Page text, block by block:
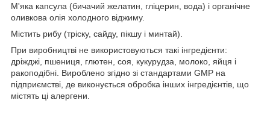
М'яка капсула (бичачий желатин, гліцерин, вода) і органічне
оливкова олія холодного віджиму.
Містить рибу (тріску, сайду, пікшу і минтай).
При виробництві не використовуються такі інгредієнти:
дріжджі, пшениця, глютен, соя, кукурудза, молоко, яйця і
ракоподібні. Вироблено згідно зі стандартами GMP на
підприємстві, де виконується обробка інших інгредієнтів, що
містять ці алергени.